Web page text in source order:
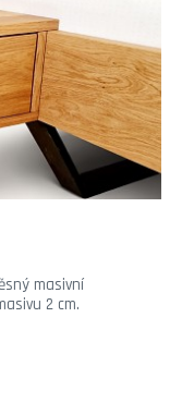
masivní
2 cm.